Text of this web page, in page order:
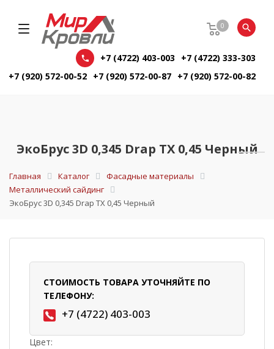
0
+7 (4722) 403-003
+7 (4722) 333-303
+7 (920) 572-00-52 +7 (920) 572-00-87 +7 (920) 572-00-82
ЭкоБрус 3D 0,345 Drap TX 0,45 Черный
Главная Каталог
Фасадные материалы
Металлический сайдинг
ЭкоБрус 3D 0,345 Drap TX 0,45 Черный
СТОИМОСТЬ ТОВАРА УТОЧНЯЙТЕ ПО
ТЕЛЕФОНУ:
+7 (4722) 403-003
Цвет: